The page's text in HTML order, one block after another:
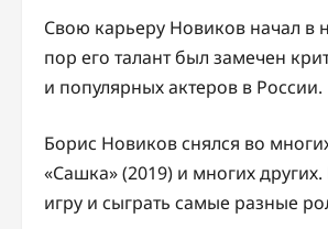
Свою карьеру Новиков начал в
пор его талант был замечен
и популярных актеров в России.
Борис Новиков снялся во
«Сашка» (2019) и многих
игру и сыграть самые разные